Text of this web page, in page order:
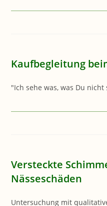
Kaufbegleitung
"Ich sehe was, was Du nicht
Versteckte
Nässeschäden
Untersuchung mit